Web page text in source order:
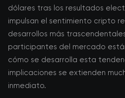
dólares tras los resultados
impulsan el sentimiento cripto
desarrollos más
participantes del mercado
cómo se desarrolla esta
implicaciones se extienden
inmediato.